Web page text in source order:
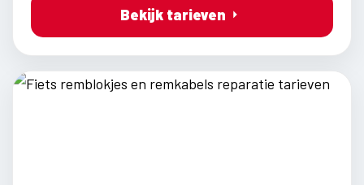
Bekijk tarieven